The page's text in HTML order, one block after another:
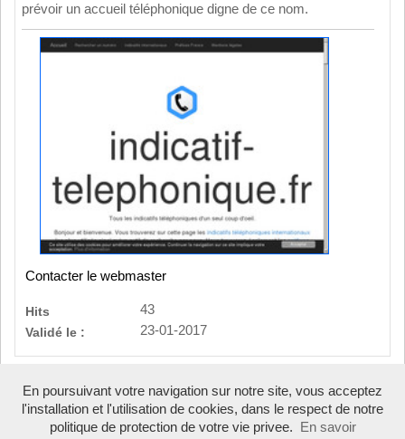
prévoir un accueil téléphonique digne de ce nom.
Contacter le webmaster
Hits
43
Validé le :
23-01-2017
Boosté par Arfooo 2.02 - © 2007 - 2026 -indicatifs telephoniques
En poursuivant votre navigation sur notre site, vous acceptez
l'installation et l'utilisation de cookies, dans le respect de notre
politique de protection de votre vie privee.
En savoir